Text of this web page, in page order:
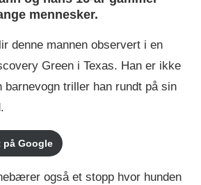
mennesker.
denne mannen observert i en
Green i Texas. Han er ikke
barnevogn triller han rundt på sin
på Google
også et stopp hvor hunden